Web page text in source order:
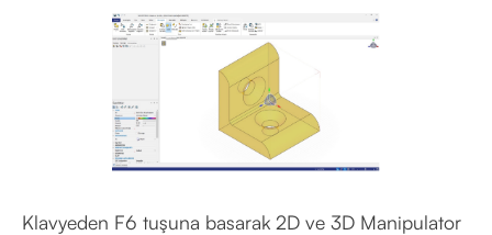
Klavyeden F6 tuşuna basarak 2D ve 3D Manipulator